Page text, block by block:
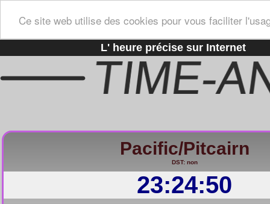
Ce site web utilise des cookies pour vous faciliter
L' heure précise sur Internet
Pacific/Pitcairn
DST: non
23:24:51